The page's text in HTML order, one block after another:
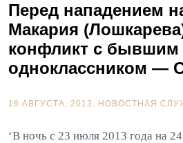
Перед нападением
Макария
конфликт с бывшим
одноклассником —
16 АВГУСТА, 2013. НОВОСТНАЯ
‘В ночь с 23 июля 2013 года на